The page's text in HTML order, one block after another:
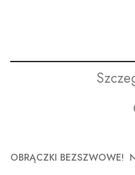
OBRĄCZKI BEZSZWOWE!